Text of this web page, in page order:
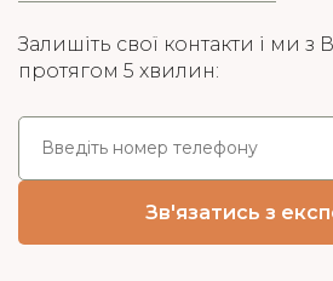
Залишіть свої контакти і ми
протягом 5 хвилин: